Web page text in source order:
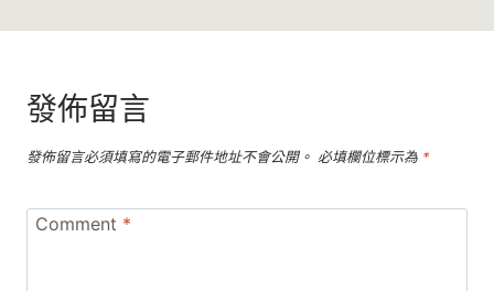
發佈留言
發佈留言必須填寫的電子郵件地址不會公開。 必填欄位標示為 *
Comment *